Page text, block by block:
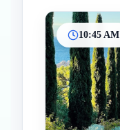
10:45 AM